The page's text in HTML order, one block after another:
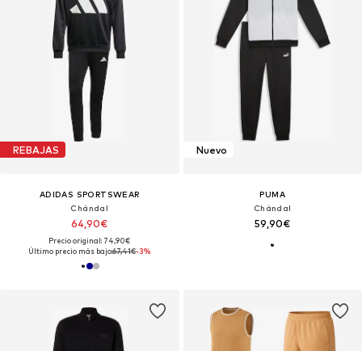
REBAJAS
ADIDAS SPORTSWEAR
Chándal
64,90€
Precio original: 74,90€
Último precio más bajo:67,41€-3%
Nuevo
PUMA
Chándal
59,90€